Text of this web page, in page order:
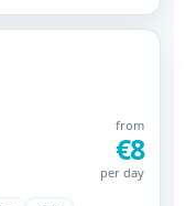
from
€8
per day